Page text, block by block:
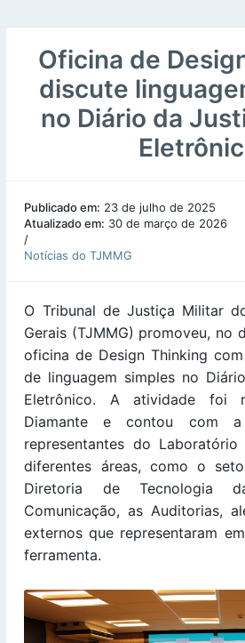
Oficina de
discute
no Diário da
Publicado em: 23 de julho de 2025
Atualizado em: 30 de março de 2026
/
Notícias do TJMMG
O Tribunal de Justiça Militar
Gerais (TJMMG) promoveu, no
oficina de Design Thinking
de linguagem simples no
Eletrônico. A atividade foi
Diamante e contou com
representantes do
diferentes áreas, como o
Diretoria de Tecnologia
Comunicação, as Auditorias,
externos que representaram
ferramenta.